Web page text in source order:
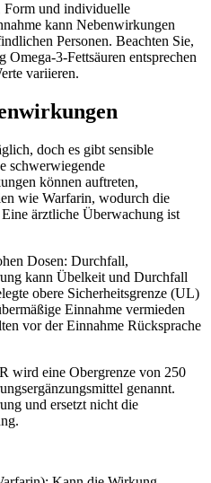
Form und individuelle
kann Nebenwirkungen
Personen. Beachten Sie,
3-Fettsäuren entsprechen
variieren.
doch es gibt sensible
schwerwiegende
können auftreten,
wie Warfarin, wodurch die
ärztliche Überwachung ist
Dosen: Durchfall,
kann Übelkeit und Durchfall
obere Sicherheitsgrenze (UL)
Einnahme vermieden
vor der Einnahme Rücksprache
wird eine Obergrenze von 250
genannt.
und ersetzt nicht die